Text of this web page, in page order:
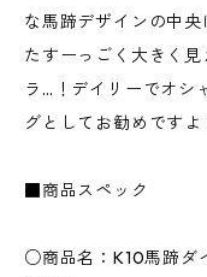
な馬蹄デザインの中
たすーっごく大きく
ラ…！デイリーでオシ
グとしてお勧めですよ
■商品スペック
○商品名：K10馬蹄ダ